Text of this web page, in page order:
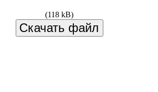
(118 kB)
Скачать файл